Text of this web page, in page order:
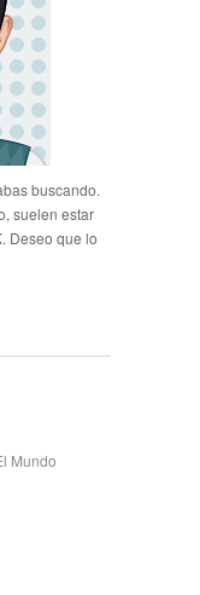
buscando.
suelen estar
Deseo que lo
Mundo